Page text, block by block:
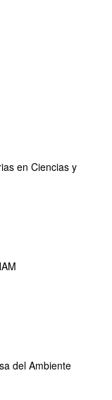
en Ciencias y
del Ambiente